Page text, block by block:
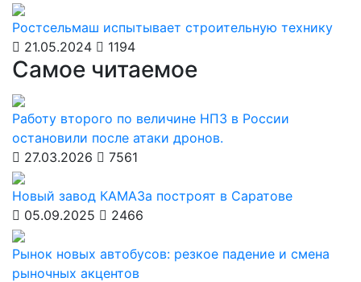
Ростсельмаш испытывает строительную технику
21.05.2024
1194
Самое читаемое
Работу второго по величине НПЗ в России
остановили после атаки дронов.
27.03.2026
7561
Новый завод КАМАЗа построят в Саратове
05.09.2025
2466
Рынок новых автобусов: резкое падение и смена
рыночных акцентов